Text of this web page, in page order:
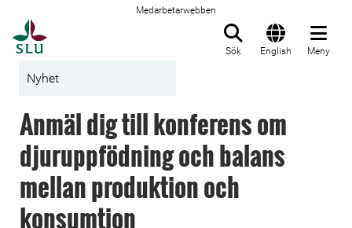
Medarbetarwebben
Sök English Meny
Nyhet
Anmäl dig till konferens om
djuruppfödning och balans
mellan produktion och
konsumtion